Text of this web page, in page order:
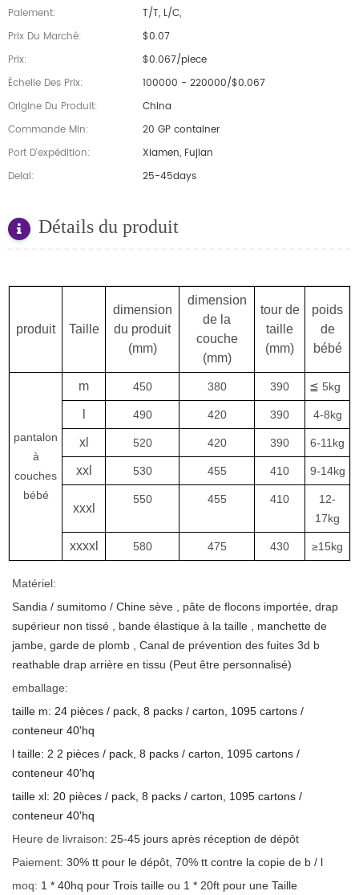
Paiement:
T/T, L/C,
Prix Du Marché:
$0.07
Prix:
$0.067/piece
Échelle Des Prix:
100000 - 220000/$0.067
Origine Du Produit:
China
Commande Min:
20 GP container
Port D'expédition:
Xiamen, Fujian
Delai:
25-45days
Détails du produit
produit Taille
dimension
du produit
(mm)
dimension
de la
couche
(mm)
tour de
taille
(mm)
poids
de
bébé
pantalon
à
couches
bébé
m 450 380 390 ≦ 5kg
490 420 390 4-8kg
xl 520 420 390 6-11kg
xxl 530 455 410 9-14kg
xxxl
550 455 410
12-
17kg
xxxxl 580 475 430 ≥15kg
Matériel:
Sandia / sumitomo / Chine sève , pâte de flocons importée, drap
supérieur non tissé
bande élastique à la taille
manchette de
jambe, garde de plomb , Canal de prévention des fuites 3d b
reathable drap arrière en tissu (Peut être personnalisé)
emballage:
taille m: 24 pièces / pack, 8 packs / carton, 1095 cartons /
conteneur 40'hq
l taille: 2 2 pièces / pack, 8 packs / carton, 1095 cartons /
conteneur 40'hq
taille xl: 20 pièces / pack, 8 packs / carton, 1095 cartons /
conteneur 40'hq
Heure de livraison: 25-45 jours après réception de dépôt
Paiement: 30% tt pour le dépôt, 70% tt contre la copie de b / l
moq: 1 * 40hq pour Trois taille ou 1 * 20ft pour une Taille